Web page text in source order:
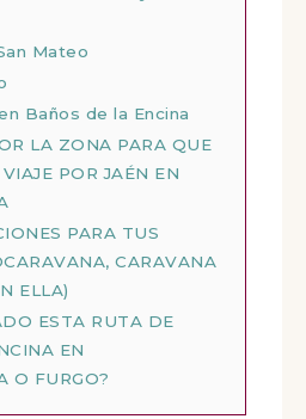
Mateo
Baños de la Encina
LA ZONA PARA QUE
POR JAÉN EN
PARA TUS
CARAVANA
ELLA)
ESTA RUTA DE
EN
O FURGO?